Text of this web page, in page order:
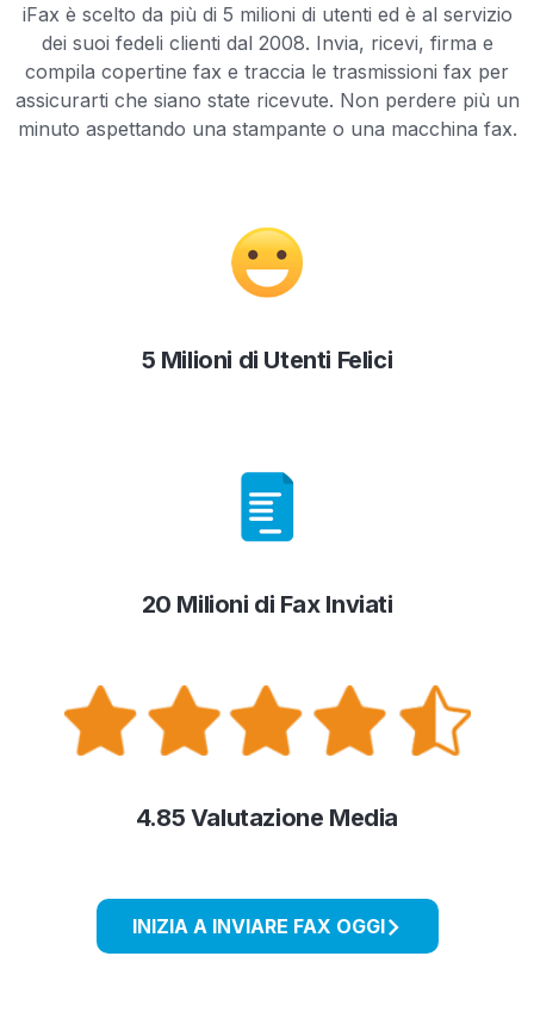
iFax è scelto da più di 5 milioni di utenti ed è al servizio
dei suoi fedeli clienti dal 2008. Invia, ricevi, firma e
compila copertine fax e traccia le trasmissioni fax per
assicurarti che siano state ricevute. Non perdere più un
minuto aspettando una stampante o una macchina fax.
5 Milioni di Utenti Felici
20 Milioni di Fax Inviati
4.85 Valutazione Media
INIZIA A INVIARE FAX OGGI